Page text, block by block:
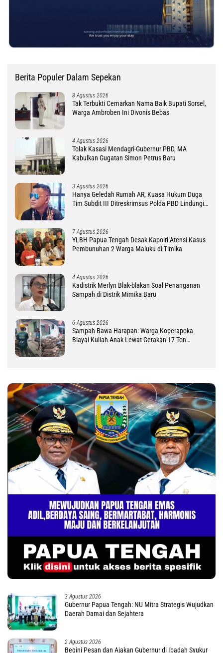
Berita Populer Dalam Sepekan
8 Agustus 2026
Tak Terbukti Cemarkan Nama Baik Bupati Sorsel,
Warga Ambroben Ini Divonis Bebas
4 Agustus 2026
Tolak Kasasi Mendagri-Gubernur PBD, MA
Kabulkan Gugatan Simon Petrus Baru
3 Agustus 2026
Hanya Geledah Rumah AR, Kuasa Hukum Duga
Tim Subdit III Ditreskrimsus Polda PBD Lindungi
7 Agustus 2026
YLBH Papua Tengah Desak Kapolri Atensi Kasus
Pembunuhan 2 Warga Maluku di Timika
4 Agustus 2026
Kadistrik Merlyn Blak-blakan Soal Penanganan
Sampah di Distrik Mimika Baru
6 Agustus 2026
Sampah Bawa Harapan: Warga Koperapoka
Biayai Kuliah Anak Lewat Gerakan 17 Ton
3 Agustus 2026
Gubernur Papua Tengah: NU Mitra Strategis Wujudkan
Daerah Damai dan Sejahtera
2 Agustus 2026
Begini Pesan dan Ajakan Gubernur di Ibadah Syukur